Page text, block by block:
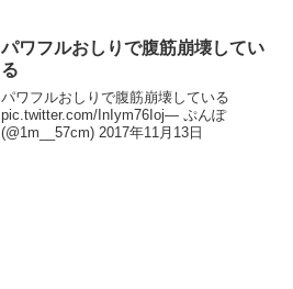
パワフルおしりで腹筋崩壊してい
る
パワフルおしりで腹筋崩壊している
pic.twitter.com/InIym76Ioj— ぷんぽ
(@1m__57cm) 2017年11月13日